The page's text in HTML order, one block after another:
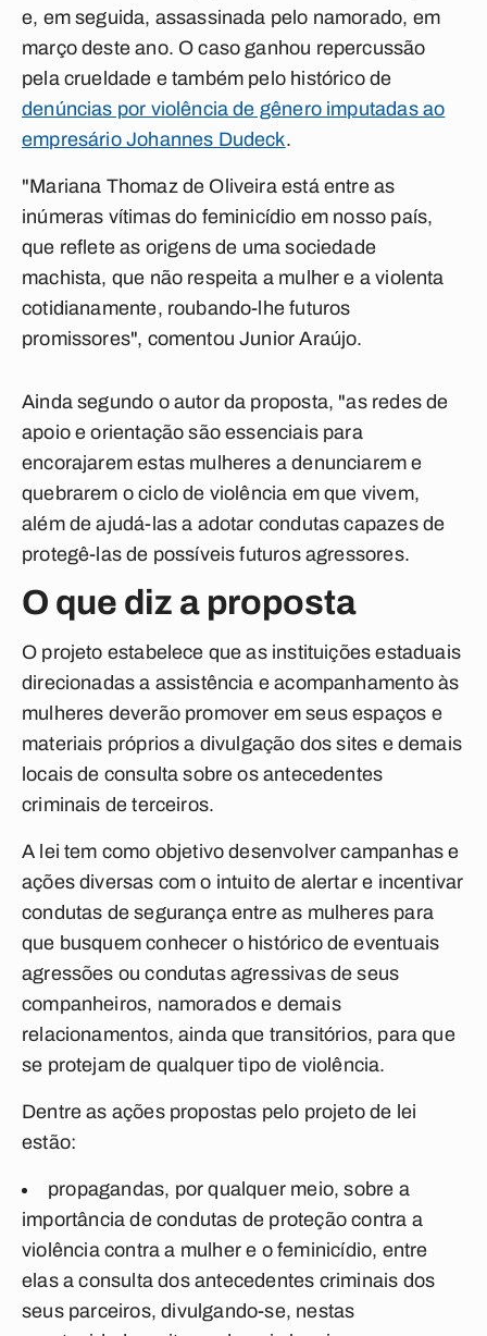
e, em seguida, assassinada pelo namorado, em
março deste ano. O caso ganhou repercussão
pela crueldade e também pelo histórico de
denúncias por violência de gênero imputadas ao
empresário Johannes Dudeck.
"Mariana Thomaz de Oliveira está entre as
inúmeras vítimas do feminicídio em nosso país,
que reflete as origens de uma sociedade
machista, que não respeita a mulher e a violenta
cotidianamente, roubando-lhe futuros
promissores", comentou Junior Araújo.
Ainda segundo o autor da proposta, "as redes de
apoio e orientação são essenciais para
encorajarem estas mulheres a denunciarem e
quebrarem o ciclo de violência em que vivem,
além de ajudá-las a adotar condutas capazes de
protegê-las de possíveis futuros agressores.
O que diz a proposta
O projeto estabelece que as instituições estaduais
direcionadas a assistência e acompanhamento às
mulheres deverão promover em seus espaços e
materiais próprios a divulgação dos sites e demais
locais de consulta sobre os antecedentes
criminais de terceiros.
A lei tem como objetivo desenvolver campanhas e
ações diversas com o intuito de alertar e incentivar
condutas de segurança entre as mulheres para
que busquem conhecer o histórico de eventuais
agressões ou condutas agressivas de seus
companheiros, namorados e demais
relacionamentos, ainda que transitórios, para que
se protejam de qualquer tipo de violência.
Dentre as ações propostas pelo projeto de lei
estão:
propagandas, por qualquer meio, sobre a
importância de condutas de proteção contra a
violência contra a mulher e o feminicídio, entre
elas a consulta dos antecedentes criminais dos
seus parceiros, divulgando-se, nestas